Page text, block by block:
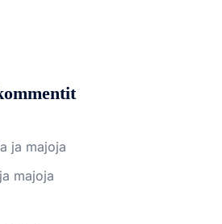
ja majoja
majoja